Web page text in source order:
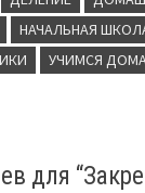
НАЧАЛЬНАЯ
УЧИМСЯ
для “